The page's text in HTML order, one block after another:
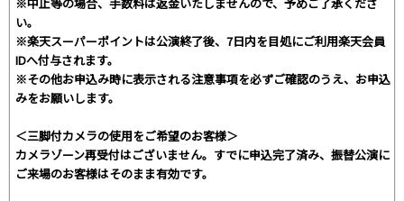
い。
※楽天スーパーポイントは公演終了後、7日内を目処にご利用楽天会員
IDへ付与されます。
※その他お申込み時に表示される注意事項を必ずご確認のうえ、お申込
みをお願いします。
＜三脚付カメラの使用をご希望のお客様＞
カメラゾーン再受付はございません。すでに申込完了済み、振替公演に
ご来場のお客様はそのまま有効です。